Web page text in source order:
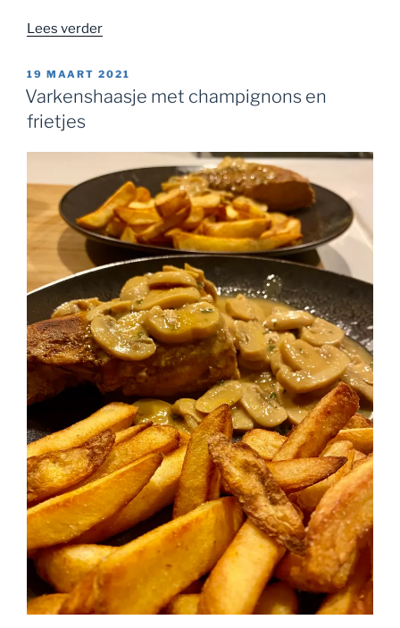
Lees verder“Kipsaté
frietjes
en
GEPLAATST
OP
19 MAART 2021
Varkenshaasje met champignons en
frietjes